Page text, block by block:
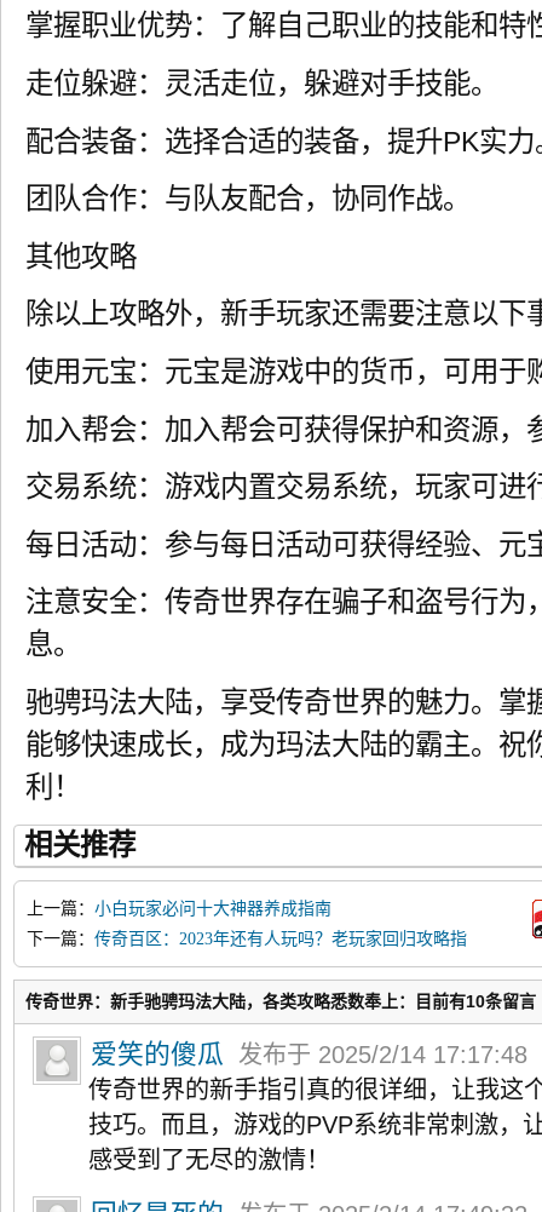
掌握职业优势：了解自己职业的技能和特
走位躲避：灵活走位，躲避对手技能。
配合装备：选择合适的装备，提升PK实力
团队合作：与队友配合，协同作战。
其他攻略
除以上攻略外，新手玩家还需要注意以下
使用元宝：元宝是游戏中的货币，可用于
加入帮会：加入帮会可获得保护和资源，
交易系统：游戏内置交易系统，玩家可进
每日活动：参与每日活动可获得经验、元
注意安全：传奇世界存在骗子和盗号行为
息。
驰骋玛法大陆，享受传奇世界的魅力。掌
能够快速成长，成为玛法大陆的霸主。祝
利！
相关推荐
上一篇： 小白玩家必问十大神器养成指南
下一篇： 传奇百区：2023年还有人玩吗？老玩家回归攻略指
南
传奇世界：新手驰骋玛法大陆，各类攻略悉数奉上：目前有10条留言
爱笑的傻瓜
发布于 2025/2/14 17:17:48
传奇世界的新手指引真的很详细，让我这
技巧。而且，游戏的PVP系统非常刺激，
感受到了无尽的激情！